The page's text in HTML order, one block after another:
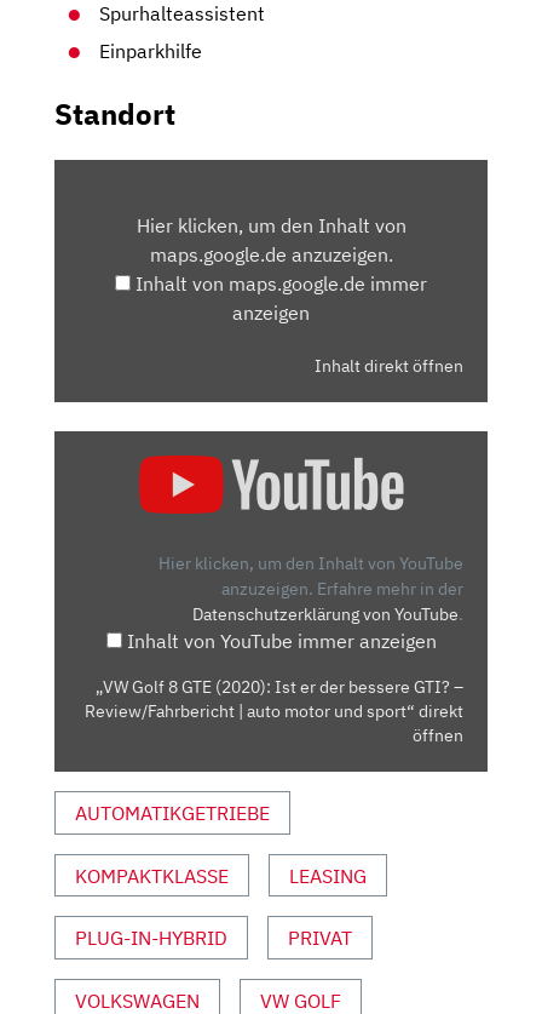
Spurhalteassistent
Einparkhilfe
Standort
MAPS.GOOGLE.DEHier klicken, um den Inhalt von
maps.google.de anzuzeigen.
Inhalt von maps.google.de immer
anzeigen
Inhalt direkt öffnen
BESSERE
GTI?
|
AUTO
MOTOR
UND
VON
YOUTUBE
ANZEIGEN
Hier klicken, um den Inhalt von YouTube
anzuzeigen. Erfahre mehr in der
Datenschutzerklärung von YouTube.
Inhalt von YouTube immer anzeigen
„VW Golf 8 GTE (2020): Ist er der bessere GTI? –
Review/Fahrbericht | auto motor und sport“ direkt
öffnen
AUTOMATIKGETRIEBE
KOMPAKTKLASSE LEASING
PLUG-IN-HYBRID PRIVAT
VOLKSWAGEN VW GOLF